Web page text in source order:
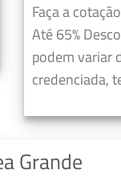
Faça a
Até 65%
podem variar
credenciada,
Grande